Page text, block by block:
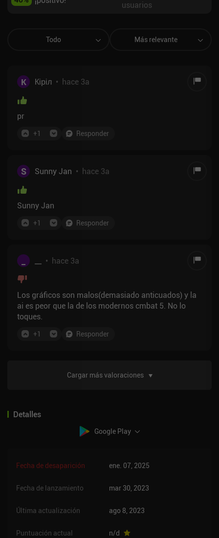
usuarios
Todo Más relevante
К Кіріл • hace 3a
pr
+1 Responder
S Sunny Jan • hace 3a
Sunny Jan
+1 Responder
• hace 3a
Los gráficos son malos(demasiado anticuados) y la
ai es peor que la de los modernos cmbat 5. No lo
toques.
+1 Responder
Cargar más valoraciones
Detalles
Google Play
Fecha de desaparición ene. 07, 2025
Fecha de lanzamiento mar 30, 2023
Última actualización ago 8, 2023
Puntuación actual n/d